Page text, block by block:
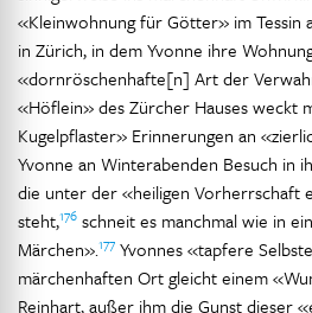
«Kleinwohnung für Götter» im Tessin
in Zürich, in dem Yvonne ihre
«dornröschenhafte[n] Art der
«Höflein» des Zürcher Hauses weckt
Kugelpflaster» Erinnerungen an
Yvonne an Winterabenden Besuch in
die unter der «heiligen Vorherrschaft
steht,176 schneit es manchmal wie in
Märchen».177 Yvonnes «tapfere
märchenhaften Ort gleicht einem
Reinhart, außer ihm die Gunst dieser